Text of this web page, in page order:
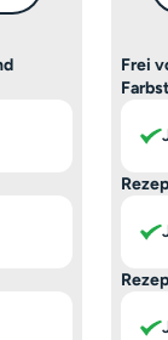
Frei